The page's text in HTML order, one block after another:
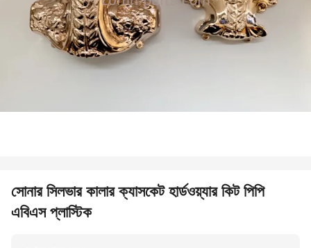
সোনার সিলভার কালার ক্যাসকেট হার্ডওয়্যার কিট পিপি
এবিএস প্লাস্টিক